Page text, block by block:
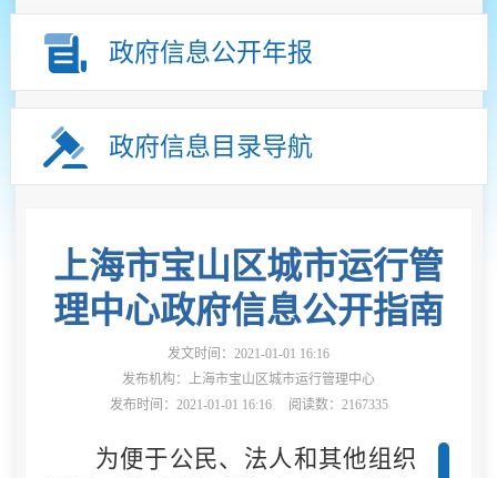
政府信息公开年报
政府信息目录导航
上海市宝山区城市运行管
理中心政府信息公开指南
发文时间：2021-01-01 16:16
发布机构：上海市宝山区城市运行管理中心
发布时间：2021-01-01 16:16
阅读数：2167335
为便于公民、法人和其他组织